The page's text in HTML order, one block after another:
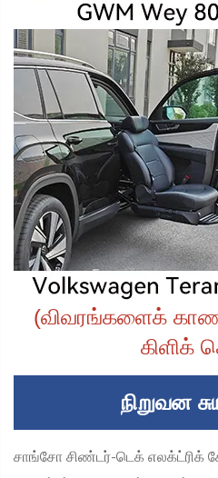
(விவரங்களைக்
கிளிக்
நிறுவன
சாங்சோ சிண்டர்-டெக் எலக்ட்ரிக்